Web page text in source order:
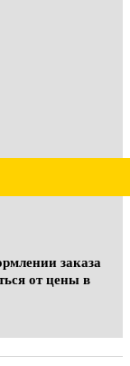
заказа
от цены в